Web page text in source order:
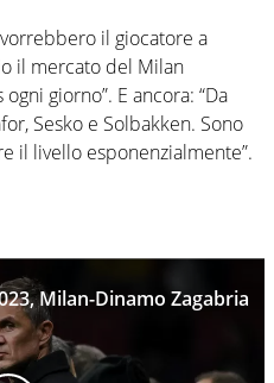
il giocatore a
il mercato del Milan
giorno”. E ancora: “Da
Sesko e Solbakken. Sono
il livello esponenzialmente”.
Milan-Dinamo Zagabria